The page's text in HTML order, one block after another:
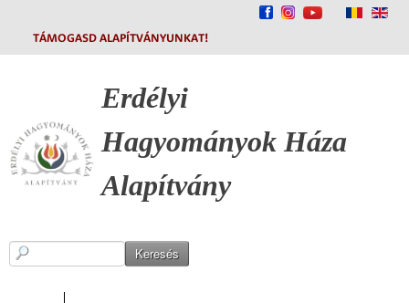
TÁMOGASD ALAPÍTVÁNYUNKAT!
Erdélyi
Hagyományok Háza
Alapítvány